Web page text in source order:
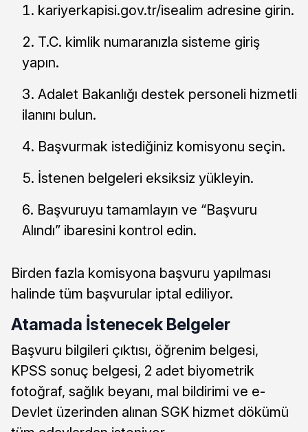
kariyerkapisi.gov.tr/isealim adresine girin.
T.C. kimlik numaranızla sisteme giriş
yapın.
Adalet Bakanlığı destek personeli hizmetli
ilanını bulun.
Başvurmak istediğiniz komisyonu seçin.
İstenen belgeleri eksiksiz yükleyin.
Başvuruyu tamamlayın ve “Başvuru
Alındı” ibaresini kontrol edin.
Birden fazla komisyona başvuru yapılması
halinde tüm başvurular iptal ediliyor.
Atamada İstenecek Belgeler
Başvuru bilgileri çıktısı, öğrenim belgesi,
KPSS sonuç belgesi, 2 adet biyometrik
fotoğraf, sağlık beyanı, mal bildirimi ve e-
Devlet üzerinden alınan SGK hizmet dökümü